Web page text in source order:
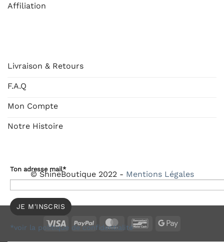
Affiliation
Livraison & Retours
F.A.Q
Mon Compte
Notre Histoire
Ton adresse mail*
*voir la politique de confidentialité
© ShineBoutique 2022 - Mentions Légales
Visa PayPal MasterCardBancontactGoogle